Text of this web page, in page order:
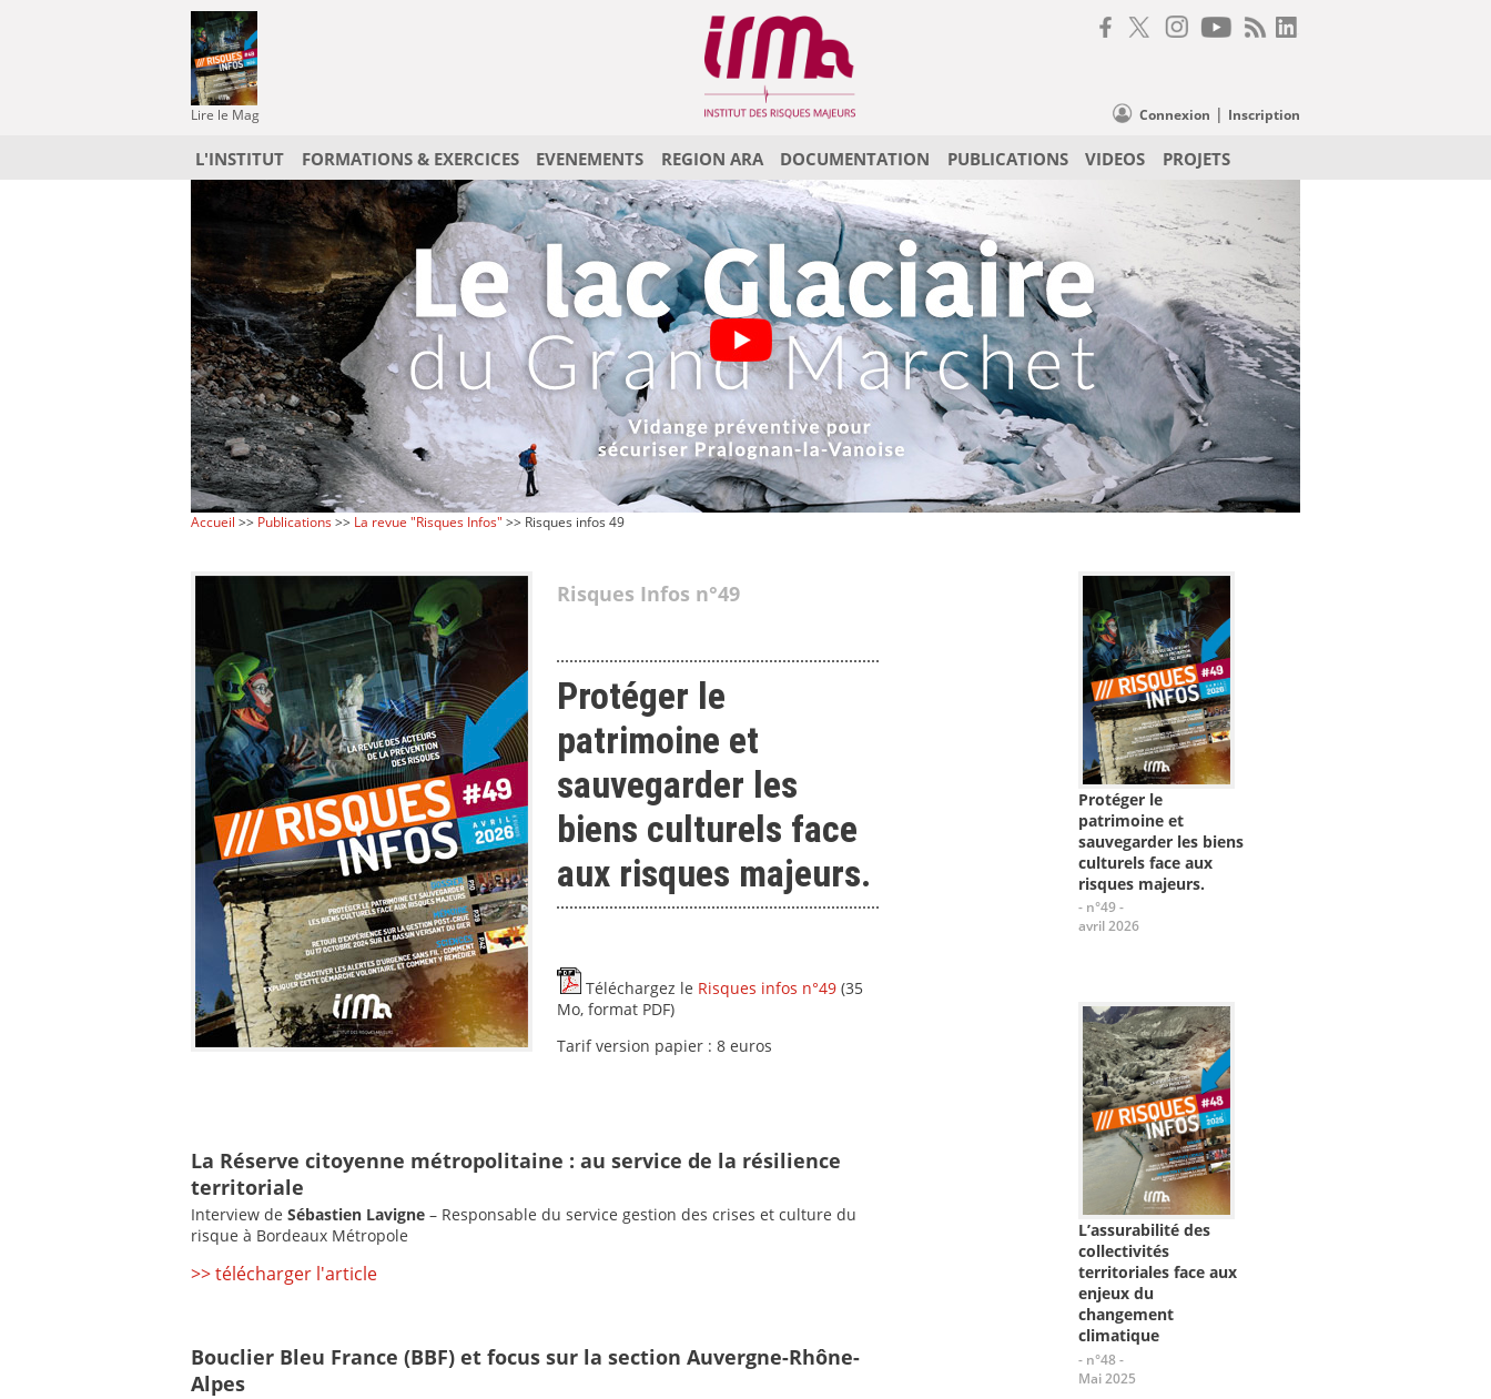
Lire le Mag Connexion | Inscription
L'INSTITUT FORMATIONS & EXERCICES EVENEMENTS REGION ARA DOCUMENTATION PUBLICATIONS VIDEOS PROJETS
Accueil >> Publications>> La revue "Risques Infos" >> Risques infos 49
Risques Infos n°49
Protéger le
patrimoine et
sauvegarder les
biens culturels face
aux risques majeurs.
Téléchargez le Risques infos n°49 (35
Mo, format PDF)
Tarif version papier : 8 euros
La Réserve citoyenne métropolitaine : au service de la résilience
territoriale
Interview de Sébastien Lavigne – Responsable du service gestion des crises et culture du
risque à Bordeaux Métropole
>> télécharger l'article
Bouclier Bleu France (BBF) et focus sur la section Auvergne-Rhône-
Alpes
Protéger le
patrimoine et
sauvegarder les biens
culturels face aux
risques majeurs.
- n°49 -
avril 2026
L’assurabilité des
collectivités
territoriales face aux
enjeux du
changement
climatique
- n°48 -
Mai 2025